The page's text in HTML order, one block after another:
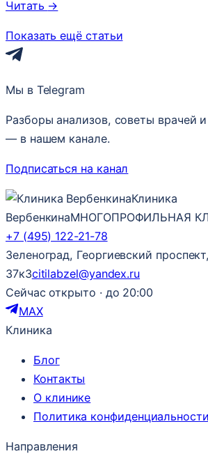
Читать →
Показать ещё статьи
Мы в Telegram
Разборы анализов, советы врачей
— в нашем канале.
Подписаться на канал
Клиника
ВербенкинаМНОГОПРОФИЛЬНАЯ
+7 (495) 122-21-78
Зеленоград, Георгиевский проспект,
37к3citilabzel@yandex.ru
Сейчас открыто · до 20:00
MAX
Клиника
Блог
Контакты
О клинике
Политика конфиденциальности
Направления